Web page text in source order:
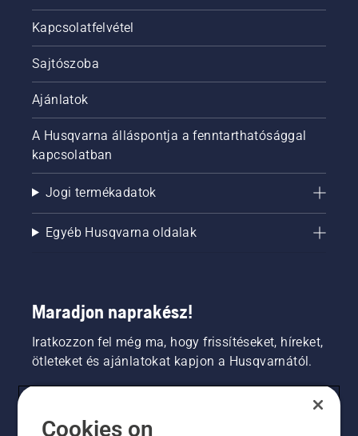
Kapcsolatfelvétel
Sajtószoba
Ajánlatok
A Husqvarna álláspontja a fenntarthatósággal
kapcsolatban
Jogi termékadatok
Egyéb Husqvarna oldalak
Maradjon naprakész!
Iratkozzon fel még ma, hogy frissítéseket, híreket,
ötleteket és ajánlatokat kapjon a Husqvarnától.
Cookies on